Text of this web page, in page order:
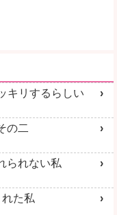
キリするらしい
の二
られない私
た私